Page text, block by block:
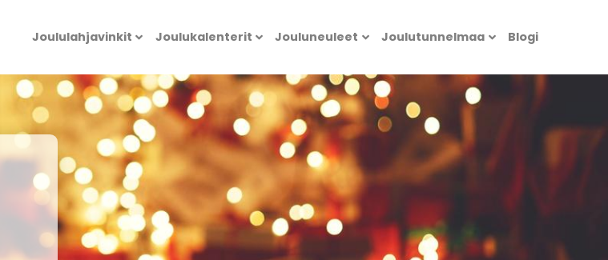
Joululahjavinkit Joulukalenterit Jouluneuleet Joulutunnelmaa Blogi